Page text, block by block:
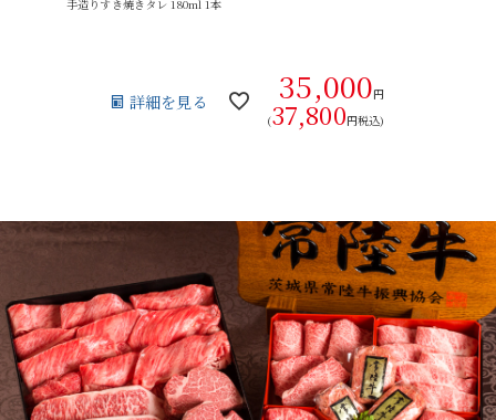
手造りすき焼きタレ 180ml 1本
詳細を見る 35,000円
(37,800円税込)